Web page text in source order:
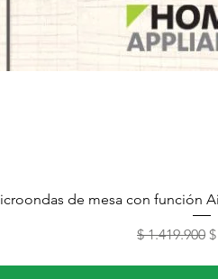
Vista
de mesa con función
Precio
$ 1.419.900